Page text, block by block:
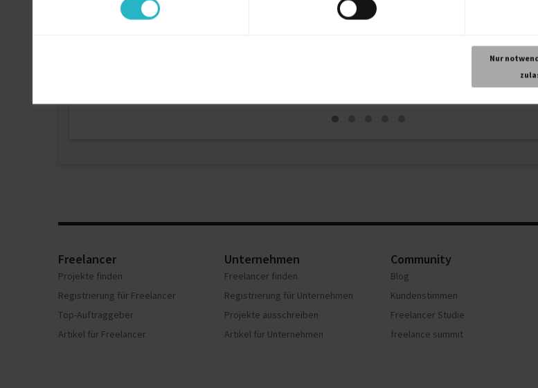
Nur
Ähnliche Projekte
Global
Freelancer
Projekte finden
Registrierung für Freelancer
Top-Auftraggeber
Artikel für Freelancer
Unternehmen
Freelancer finden
Registrierung für Unternehmen
Projekte ausschreiben
Artikel für Unternehmen
Community
Blog
Kundenstimmen
Freelancer Studie
freelance summit